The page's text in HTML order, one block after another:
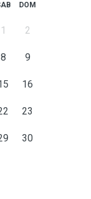
DOM
1 2
8 9
16
23
30